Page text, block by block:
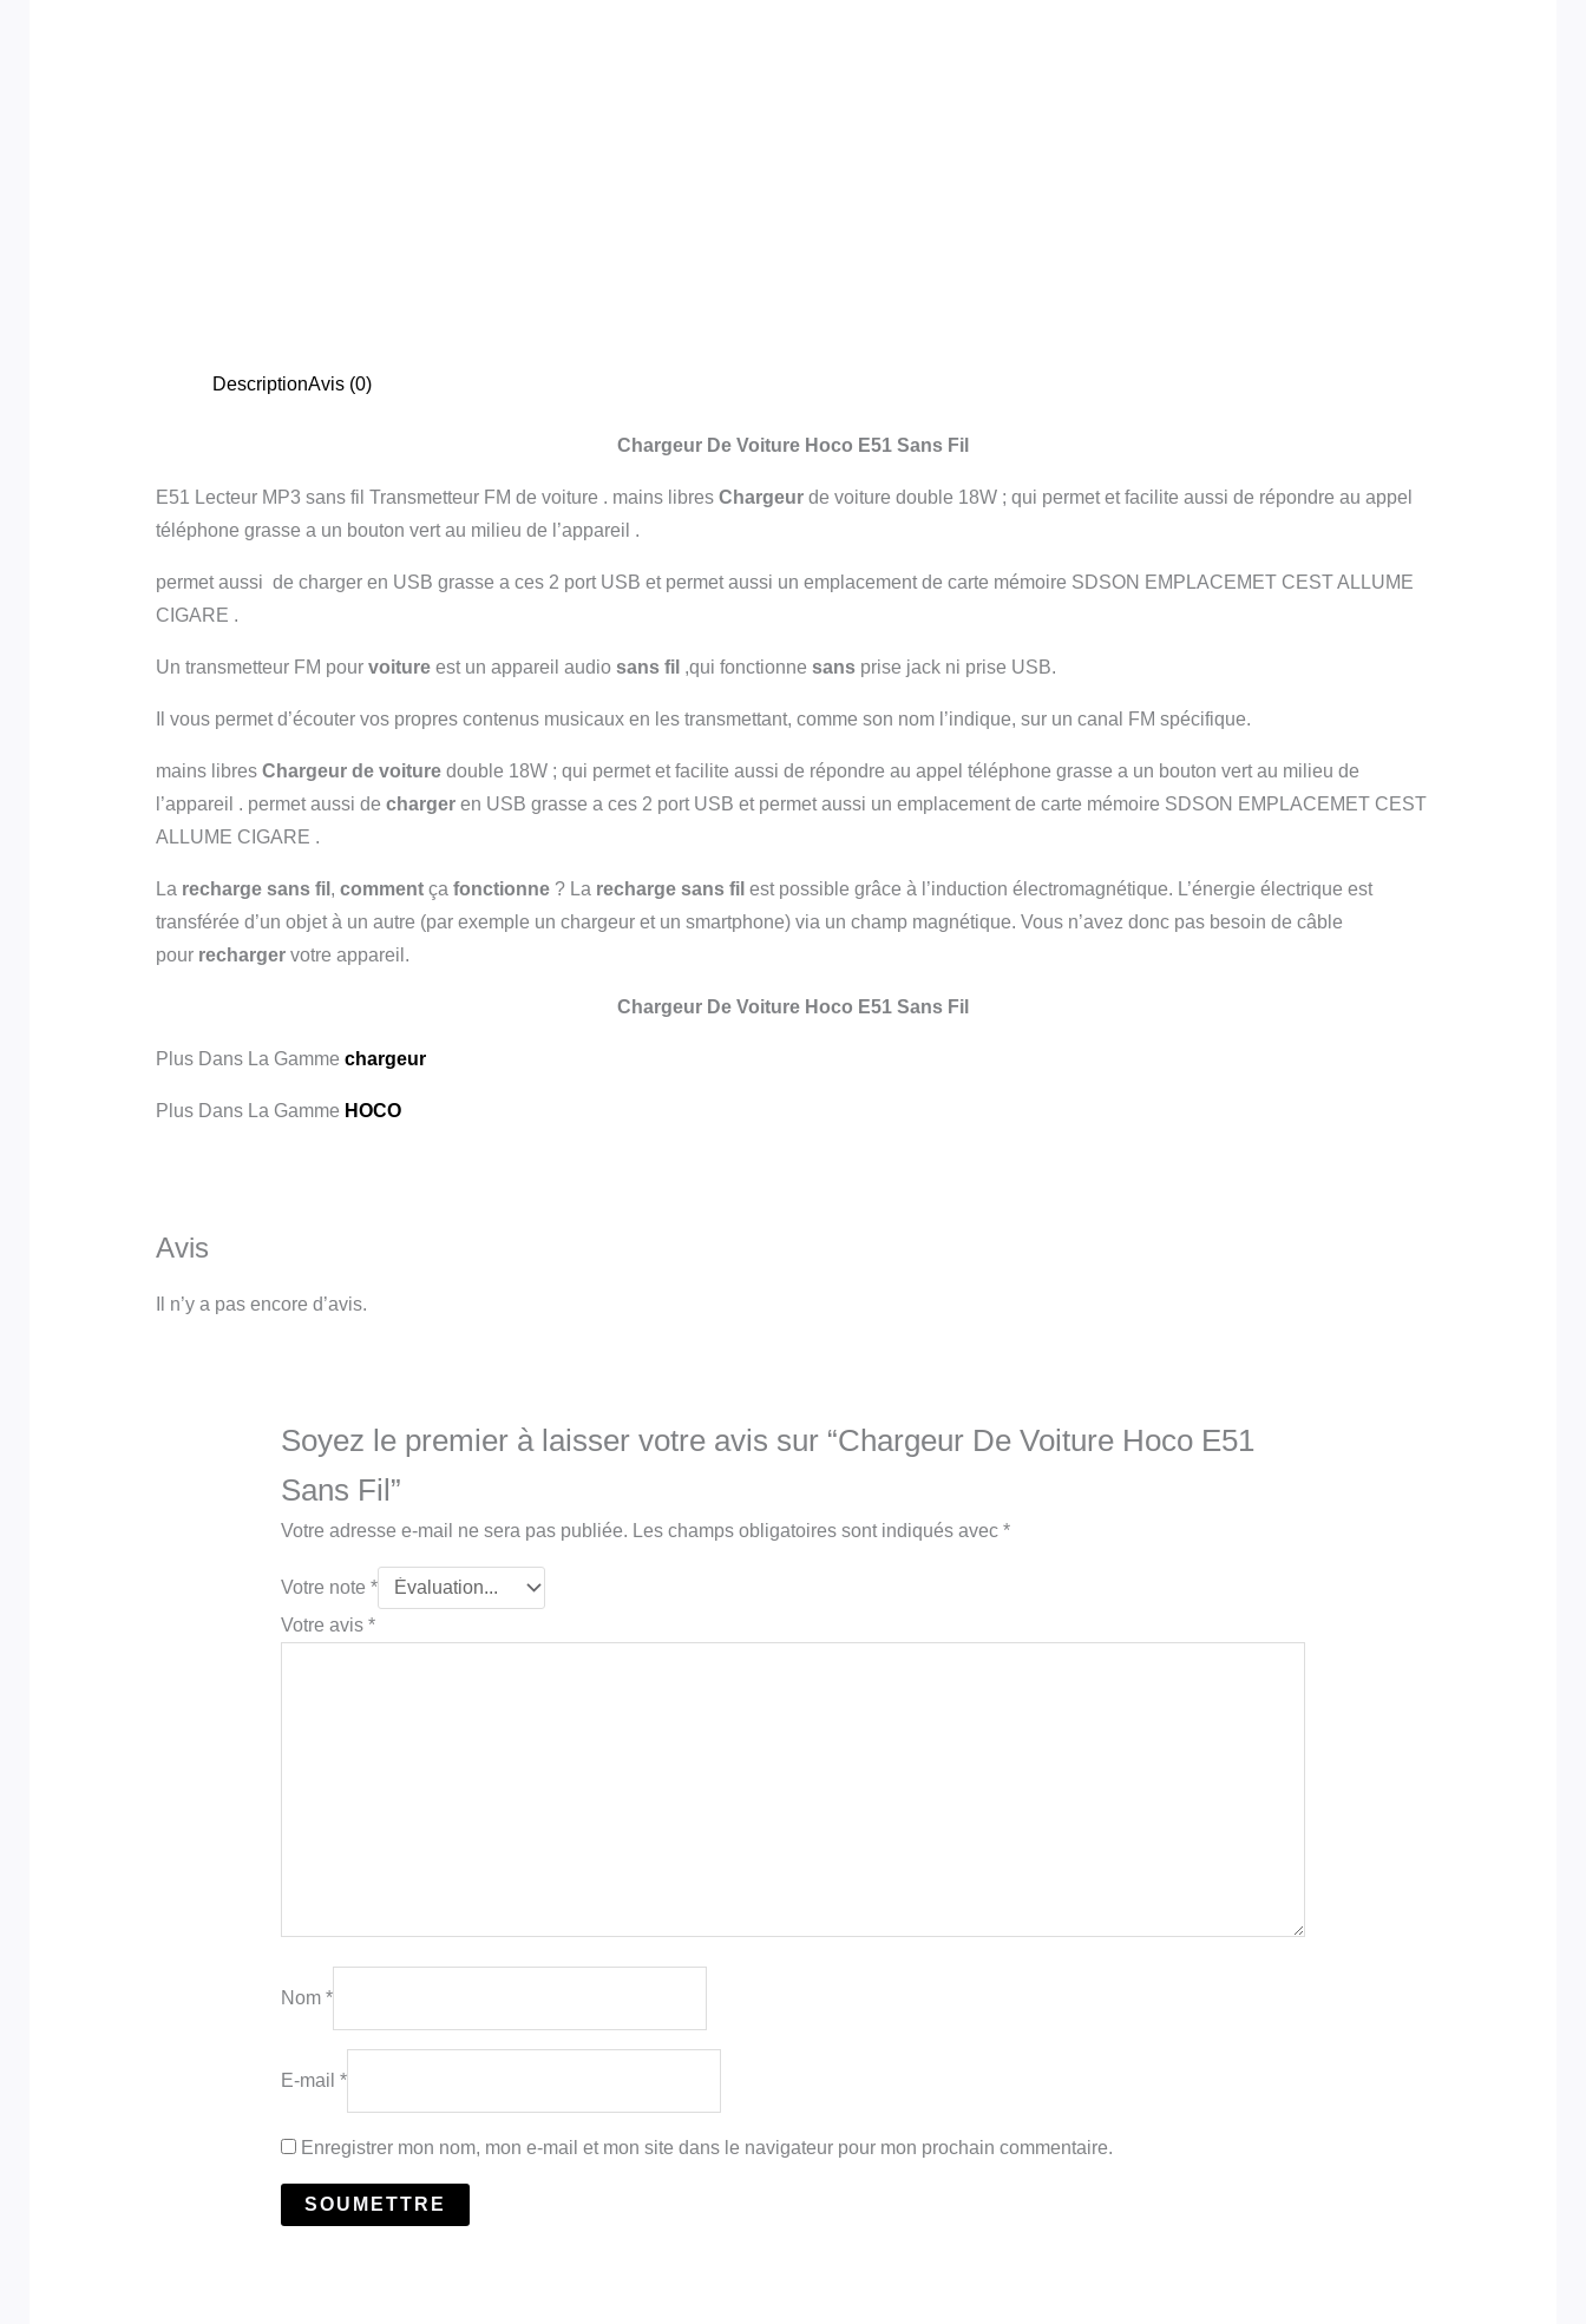
DescriptionAvis (0)
Chargeur De Voiture Hoco E51 Sans Fil
E51 Lecteur MP3 sans fil Transmetteur FM de voiture . mains libres Chargeurde voiture double 18W ; qui permet et facilite aussi de répondre au appel
téléphone grasse a un bouton vert au milieu de l’appareil .
permet aussi de charger en USB grasse a ces 2 port USB et permet aussi un emplacement de carte mémoire SDSON EMPLACEMET CEST ALLUME
CIGARE .
Un transmetteur FM pour voitureest un appareil audio sans fil ,qui fonctionne sansprise jack ni prise USB.
Il vous permet d’écouter vos propres contenus musicaux en les transmettant, comme son nom l’indique, sur un canal FM spécifique.
mains libres Chargeur de voituredouble 18W ; qui permet et facilite aussi de répondre au appel téléphone grasse a un bouton vert au milieu de
l’appareil . permet aussi de chargeren USB grasse a ces 2 port USB et permet aussi un emplacement de carte mémoire SDSON EMPLACEMET CEST
ALLUME CIGARE .
La recharge sans fil , commentça fonctionne? La recharge sans fil est possible grâce à l’induction électromagnétique. L’énergie électrique est
transférée d’un objet à un autre (par exemple un chargeur et un smartphone) via un champ magnétique. Vous n’avez donc pas besoin de câble
pour rechargervotre appareil.
Chargeur De Voiture Hoco E51 Sans Fil
Plus Dans La Gamme chargeur
Plus Dans La Gamme HOCO
Avis
Il n’y a pas encore d’avis.
Soyez le premier à laisser votre avis sur “Chargeur De Voiture Hoco E51
Sans Fil”
Votre adresse e-mail ne sera pas publiée. Les champs obligatoires sont indiqués avec*
Votre note*
Votre avis*
Nom*
E-mail*
Enregistrer mon nom, mon e-mail et mon site dans le navigateur pour mon prochain commentaire.